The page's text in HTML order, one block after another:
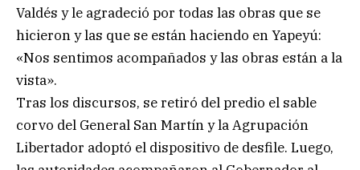
Valdés y le agradeció por todas las obras que se
hicieron y las que se están haciendo en Yapeyú:
«Nos sentimos acompañados y las obras están a la
vista».
Tras los discursos, se retiró del predio el sable
corvo del General San Martín y la Agrupación
Libertador adoptó el dispositivo de desfile. Luego,